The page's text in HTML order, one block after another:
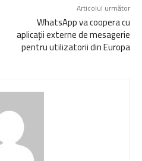
Articolul următor
WhatsApp va coopera cu
aplicații externe de mesagerie
pentru utilizatorii din Europa